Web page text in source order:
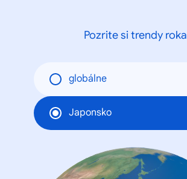
Pozrite si trendy roka
globálne
Japonsko